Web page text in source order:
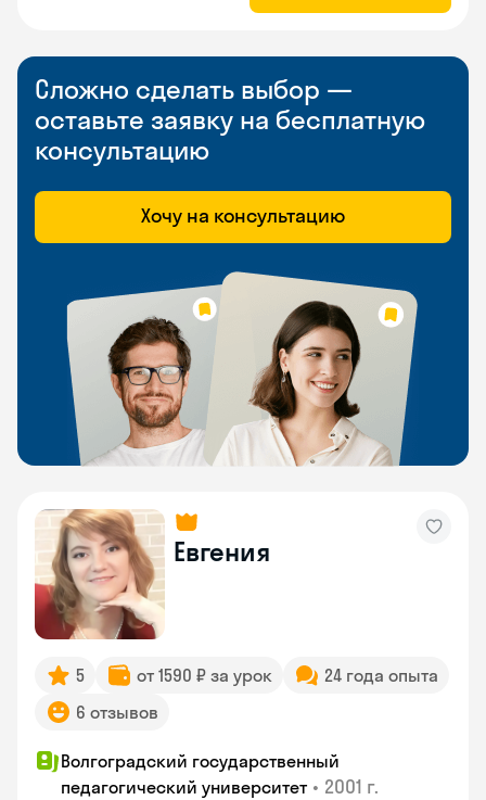
Сложно сделать выбор —
оставьте заявку на бесплатную
консультацию
Хочу на консультацию
Евгения
5 от 1590 ₽ за урок
24 года опыта
6 отзывов
Волгоградский государственный
педагогический университет • 2001 г.